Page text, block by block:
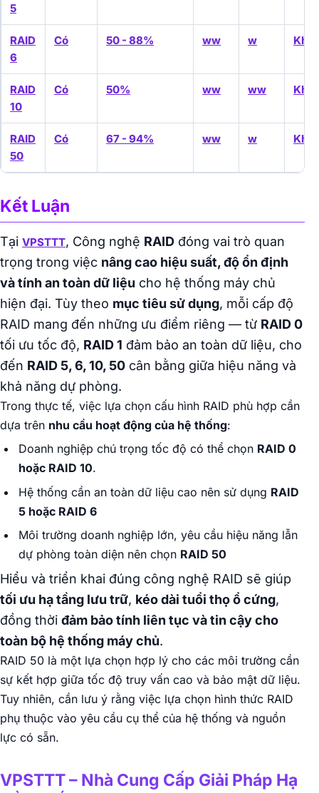
5
RAID
6
Có 50 - 88% ww w
RAID
10
Có 50% ww ww
RAID
50
Có 67 - 94% ww w
Kết Luận
Tại VPSTTT, Công nghệ RAID đóng vai trò quan
trọng trong việc nâng cao hiệu suất, độ ổn định
và tính an toàn dữ liệu cho hệ thống máy chủ
hiện đại. Tùy theo mục tiêu sử dụng, mỗi cấp độ
RAID mang đến những ưu điểm riêng — từ RAID 0
tối ưu tốc độ, RAID 1 đảm bảo an toàn dữ liệu, cho
đến RAID 5, 6, 10, 50 cân bằng giữa hiệu năng và
khả năng dự phòng.
Trong thực tế, việc lựa chọn cấu hình RAID phù hợp cần
dựa trên nhu cầu hoạt động của hệ thống:
Doanh nghiệp chú trọng tốc độ có thể chọn RAID 0
hoặc RAID 10.
Hệ thống cần an toàn dữ liệu cao nên sử dụng RAID
5 hoặc RAID 6
Môi trường doanh nghiệp lớn, yêu cầu hiệu năng lẫn
dự phòng toàn diện nên chọn RAID 50
Hiểu và triển khai đúng công nghệ RAID sẽ giúp
tối ưu hạ tầng lưu trữ, kéo dài tuổi thọ ổ cứng,
đồng thời đảm bảo tính liên tục và tin cậy cho
toàn bộ hệ thống máy chủ.
RAID 50 là một lựa chọn hợp lý cho các môi trường cần
sự kết hợp giữa tốc độ truy vấn cao và bảo mật dữ liệu.
Tuy nhiên, cần lưu ý rằng việc lựa chọn hình thức RAID
phụ thuộc vào yêu cầu cụ thể của hệ thống và nguồn
lực có sẵn.
VPSTTT – Nhà Cung Cấp Giải Pháp Hạ